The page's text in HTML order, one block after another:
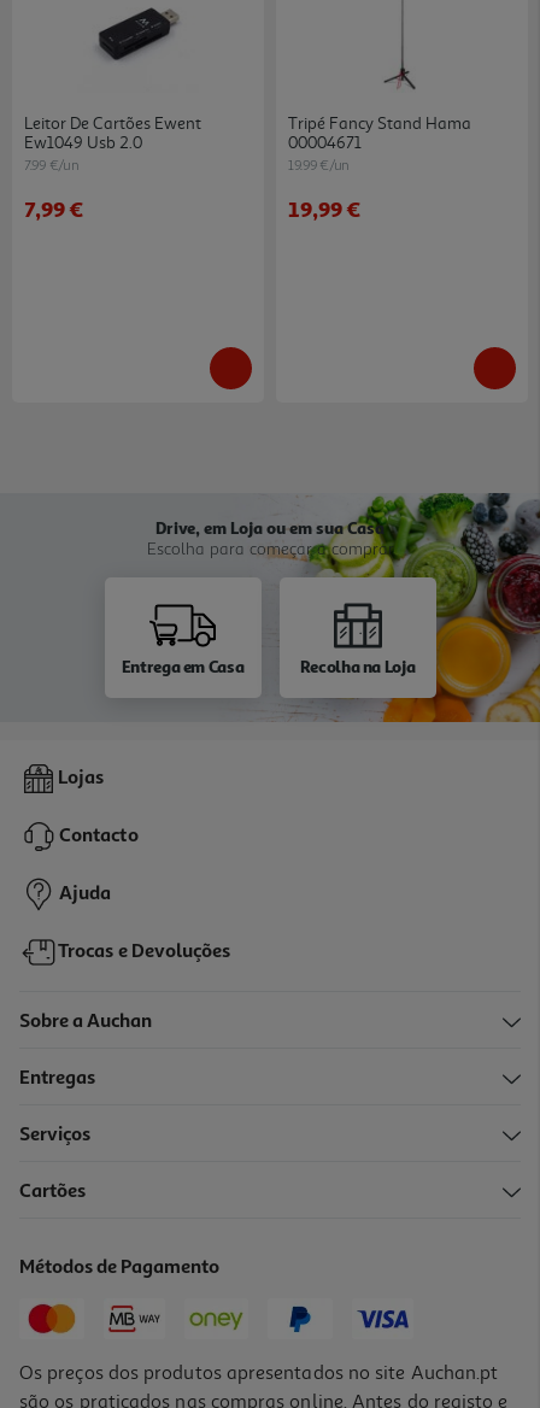
Leitor De Cartões Ewent
Ew1049 Usb 2.0
7.99 €/un
7,99 €
Tripé Fancy Stand Hama
00004671
19.99 €/un
19,99 €
Drive, em Loja ou em sua Casa
Escolha para começar a comprar
Entrega em Casa Recolha na Loja
Lojas
Contacto
Ajuda
Trocas e Devoluções
Sobre a Auchan
Entregas
Serviços
Cartões
Métodos de Pagamento
Os preços dos produtos apresentados no site Auchan.pt
são os praticados nas compras online. Antes do registo e